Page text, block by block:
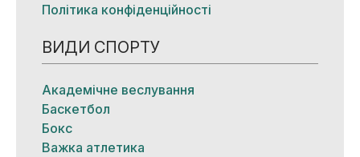
Політика конфіденційності
ВИДИ СПОРТУ
Академічне веслування
Баскетбол
Бокс
Важка атлетика